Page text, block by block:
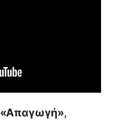
«Απαγωγή»,